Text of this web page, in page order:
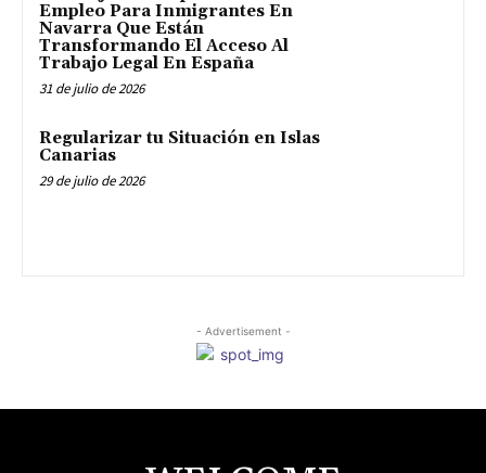
Empleo Para Inmigrantes En
Navarra Que Están
Transformando El Acceso Al
Trabajo Legal En España
31 de julio de 2026
Regularizar tu Situación en Islas
Canarias
29 de julio de 2026
- Advertisement -